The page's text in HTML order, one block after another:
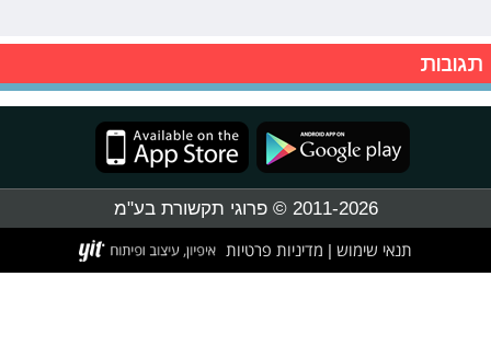
תגובות
2011-2026 © פרוגי תקשורת בע"מ
תנאי שימוש מדיניות פרטיות